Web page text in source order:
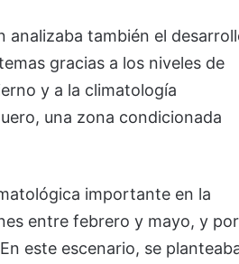
analizaba también el
gracias a los niveles de
y a la climatología
una zona condicionada
importante en la
entre febrero y mayo, y por
este escenario, se